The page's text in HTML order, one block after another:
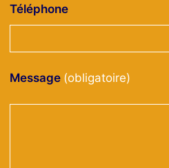
Téléphone
Message